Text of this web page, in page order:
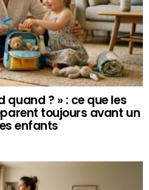
quand ? » : ce que les
toujours avant un
enfants